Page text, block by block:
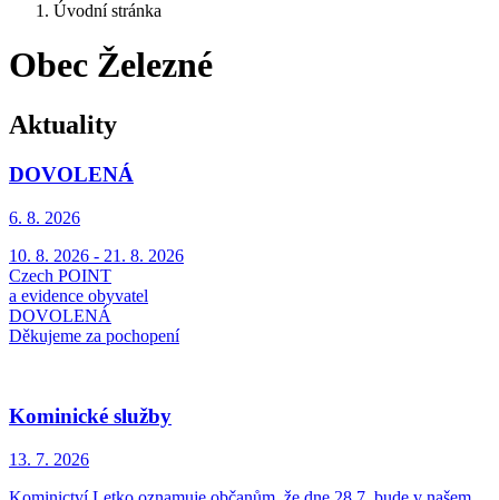
Úvodní stránka
Obec Železné
Aktuality
DOVOLENÁ
6. 8. 2026
10. 8. 2026 - 21. 8. 2026
Czech POINT
a evidence obyvatel
DOVOLENÁ
Děkujeme za pochopení
Kominické služby
13. 7. 2026